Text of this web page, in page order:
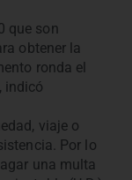
que son
obtener la
ronda el
indicó
viaje o
Por lo
una multa